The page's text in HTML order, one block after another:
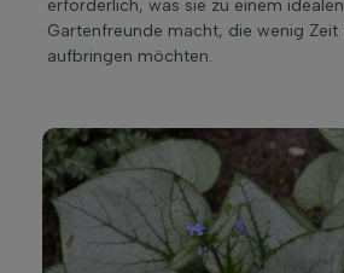
erforderlich, was sie zu einem
Gartenfreunde macht, die wenig
aufbringen möchten.